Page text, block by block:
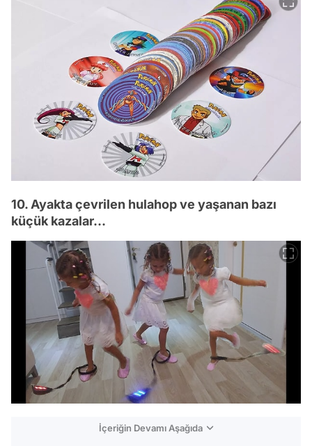
10. Ayakta çevrilen hulahop ve yaşanan bazı
küçük kazalar...
İçeriğin Devamı Aşağıda